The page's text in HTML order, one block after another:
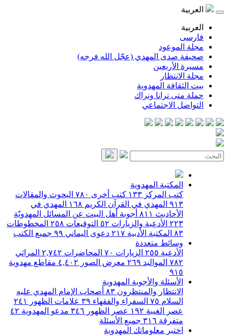
العربية
العربية
فارسی
مجلة الموعود
صحيفة صدى المهدي (عجّل الله فرجه)
مسيرة الأربعين
مجلة الانتظار
بيت الثقافة المهدوية
حملة متى ترانا ونراك
التواصل الاجتماعي
المكتبة المهدوية
كتب المركز ١٣٣ كتب أخرى ٧٨٠ البحوث والمقالات
٩١٣ المهدي في القرآن الكريم ١٦٨
المهدي في
الأحاديث ٨١١ أجوبة أهل البيت عن المسائل المهدويّة
٢٢٣ الأدعية والزيارات ٥٢ التوقيعات ٢٥٨ المخطوطات
٨٣ المكتبة الأدبية ٢١٧ دعوى اليماني ٩٩ جميع الكتب
وسائط متعددة
الأدعية ٢٥٥ الزيارات ٧٠ المحاضرات ٢,٧٤٢ المراثي
٧٨٢ المواليد ٢٦٩ معرض الصور ٤,٤٠٢ مقاطع مهدوية
٩١٥
الأسئلة والأجوبة المهدوية
الانتظار والمنتظرون ٨٣ أصحاب الإمام المهدي عليه
السلام ٧٥ السفراء والفقهاء ٣٩ علامات الظهور
٢٤١
عصر الغيبة ١٩٢ عصر الظهور ٣٤٦ مدعو المهدوية ٤٢
متفرقة ٣١٦ جميع الأسئلة
اختبر معلوماتك المهدوية